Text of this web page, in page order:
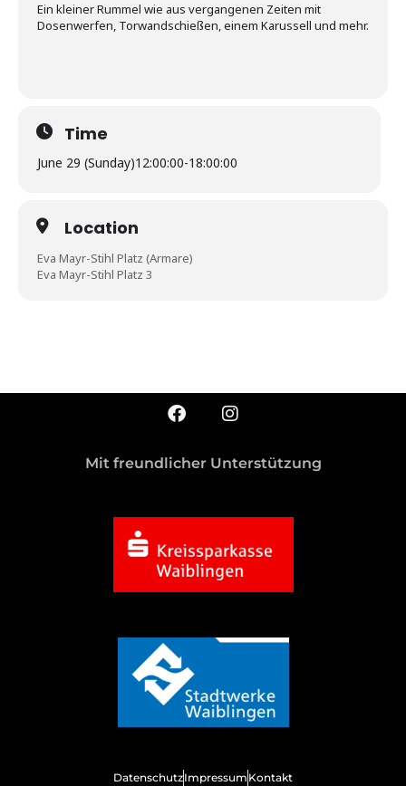
Ein kleiner Rummel wie aus vergangenen Zeiten mit
Dosenwerfen, Torwandschießen, einem Karussell und mehr.
Time
June 29 (Sunday)12:00:00-18:00:00
Location
Eva Mayr-Stihl Platz (Armare)
Eva Mayr-Stihl Platz 3
Mit freundlicher Unterstützung
DatenschutzImpressum Kontakt